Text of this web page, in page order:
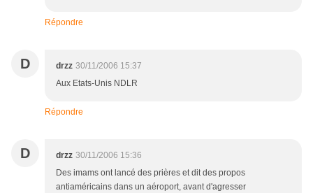
Répondre
D drzz 30/11/2006 15:37
Aux Etats-Unis NDLR
Répondre
D drzz 30/11/2006 15:36
Des imams ont lancé des prières et dit des propos
antiaméricains dans un aéroport, avant d'agresser